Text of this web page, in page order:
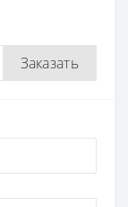
Заказать